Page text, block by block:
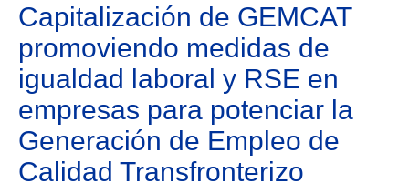
Capitalización de GEMCAT
promoviendo medidas de
igualdad laboral y RSE en
empresas para potenciar la
Generación de Empleo de
Calidad Transfronterizo